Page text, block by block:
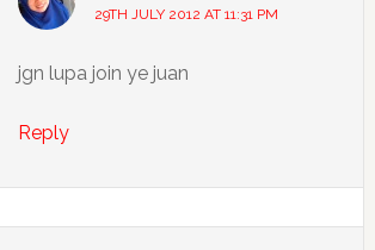
29TH JULY 2012 AT 11:31 PM
jgn lupa join ye juan
Reply